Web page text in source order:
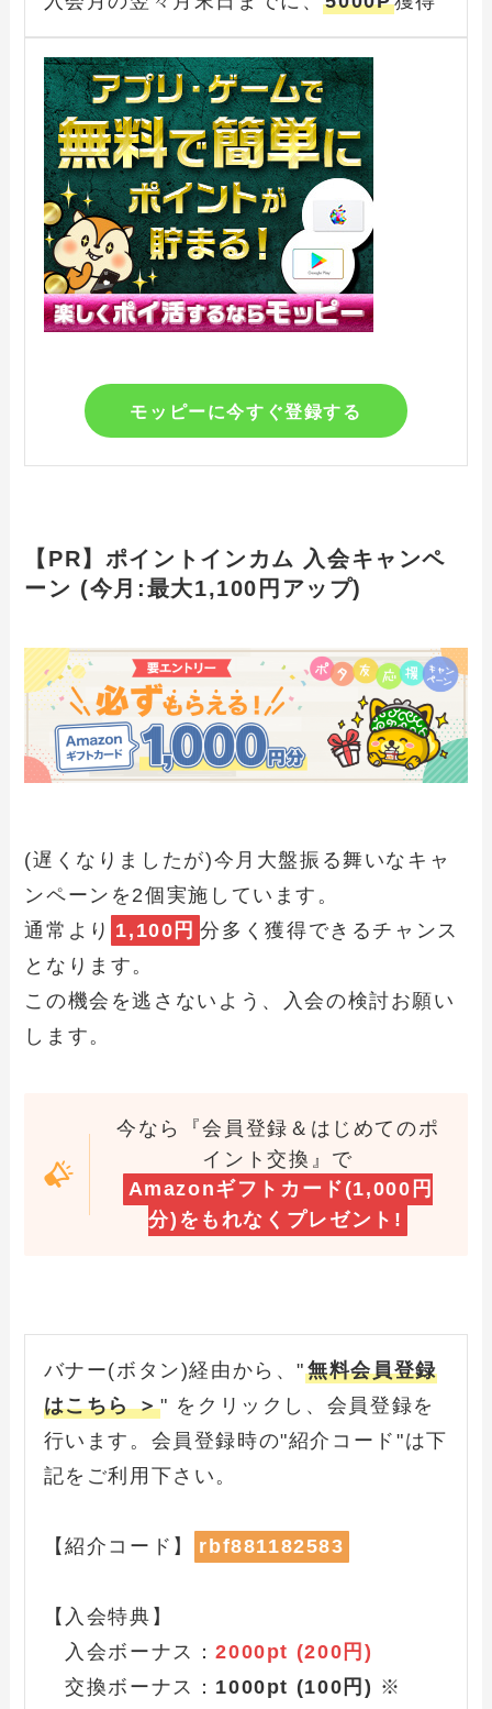
モッピーに今すぐ登録する
【PR】ポイントインカム 入会キャンペ
ーン (今月:最大1,100円アップ)
(遅くなりましたが)今月大盤振る舞いなキャ
ンペーンを2個実施しています。
通常より 1,100円 分多く獲得できるチャンス
となります。
この機会を逃さないよう、入会の検討お願い
します。
今なら『会員登録＆はじめてのポ
イント交換』で
Amazonギフトカード(1,000円
分)をもれなくプレゼント!
バナー(ボタン)経由から、"無料会員登録
はこちら ＞" をクリックし、会員登録を
行います。会員登録時の"紹介コード"は下
記をご利用下さい。
【紹介コード】 rbf881182583
【入会特典】
入会ボーナス：2000pt (200円)
交換ボーナス： 1000pt (100円) ※